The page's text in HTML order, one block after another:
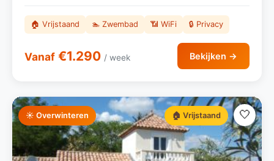
🏠 Vrijstaand 🏊 Zwembad 📶 WiFi 🔒 Privacy
Vanaf €1.290 / week Bekijken →
☀️ Overwinteren 🏠 Vrijstaand 🤍